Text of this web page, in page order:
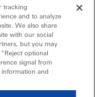
tracking
and to analyze
We also share
with our social
but you may
optional
signal from
and